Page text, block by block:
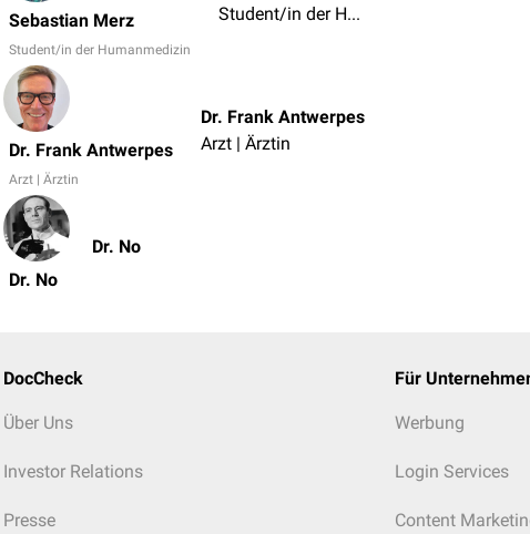
Sebastian Merz
Student/in der Humanmedizin
Student/in der Humanmedizin
Dr. Frank Antwerpes
Arzt | Ärztin
Dr. Frank Antwerpes
Arzt | Ärztin
Dr. No
Dr. No
DocCheck
Über Uns
Investor Relations
Presse
Für
Werbung
Login Services
Content